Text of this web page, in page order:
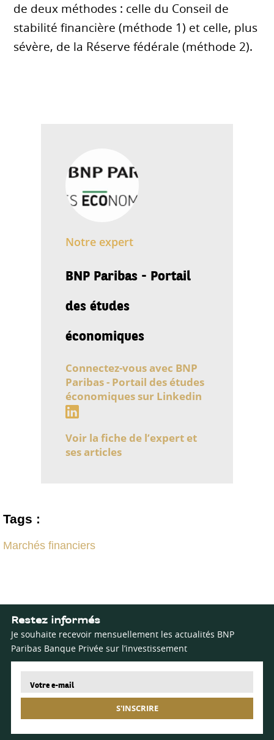
de deux méthodes : celle du Conseil de
stabilité financière (méthode 1) et celle, plus
sévère, de la Réserve fédérale (méthode 2).
Notre expert
BNP Paribas - Portail
des études
économiques
Connectez-vous avec BNP
Paribas - Portail des études
économiques sur Linkedin
Voir la fiche de l’expert et
ses articles
Tags :
Marchés financiers
Restez informés
Je souhaite recevoir mensuellement les actualités BNP
Paribas Banque Privée sur l’investissement
S'INSCRIRE